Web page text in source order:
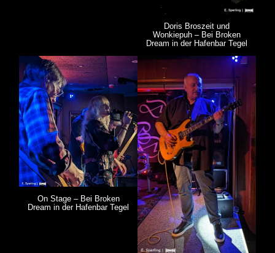
Doris Broszeit und
Wonkiepuh – Bei Broken
Dream in der Hafenbar Tegel
On Stage – Bei Broken
Dream in der Hafenbar Tegel